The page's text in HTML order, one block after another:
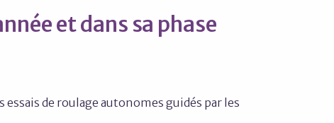
et dans sa phase
de roulage autonomes guidés par les